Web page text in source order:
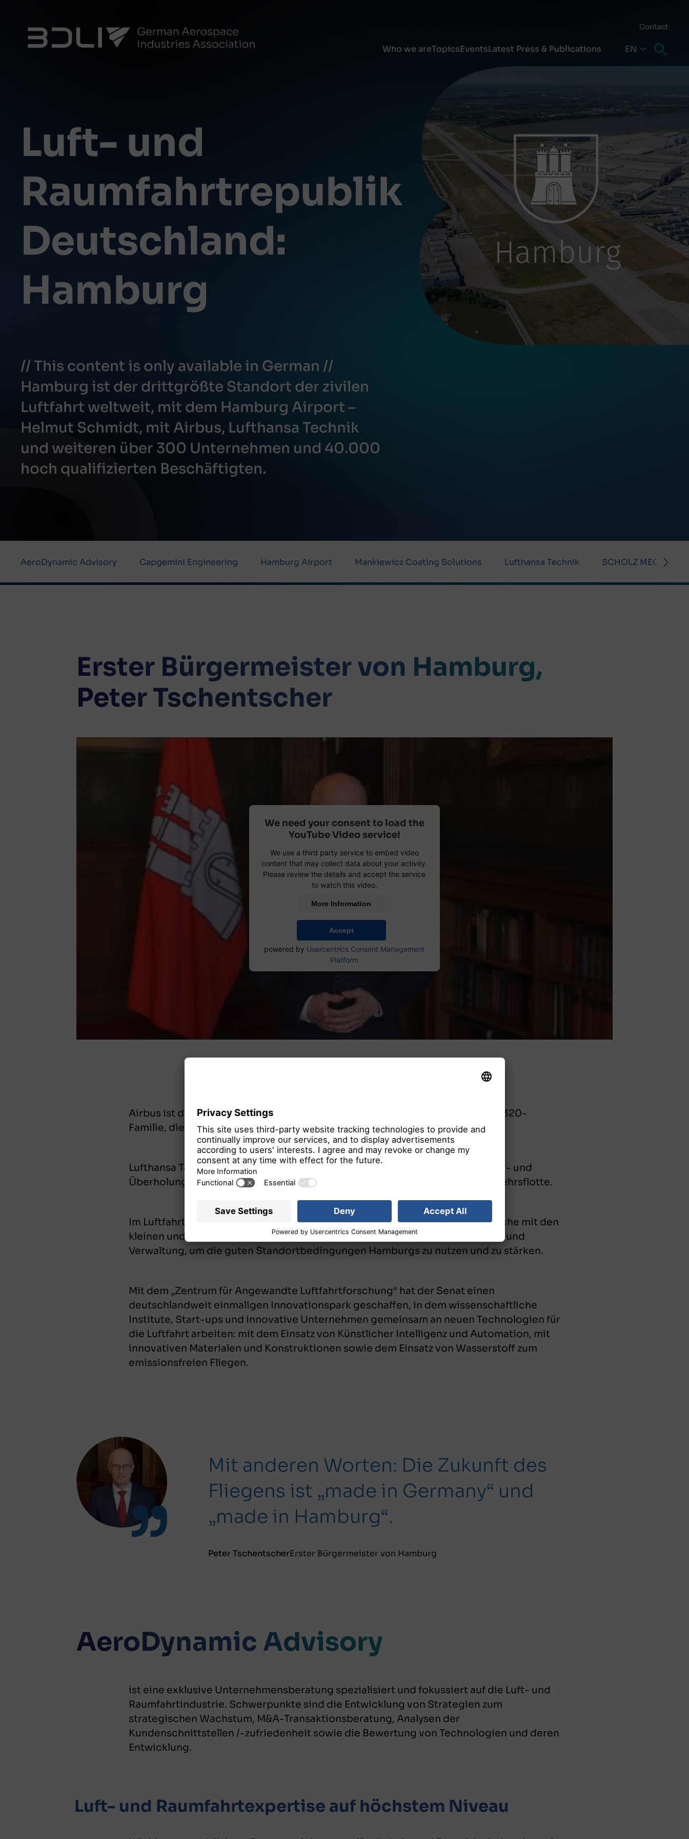
Contact
Who we areTopicsEventsLatest Press & Publications EN
Luft- und
Raumfahrtrepublik
Deutschland:
Hamburg
// This content is only available in German //
Hamburg ist der drittgrößte Standort der zivilen
Luftfahrt weltweit, mit dem Hamburg Airport –
Helmut Schmidt, mit Airbus, Lufthansa Technik
und weiteren über 300 Unternehmen und 40.000
hoch qualifizierten Beschäftigten.
AeroDynamic Advisory Capgemini Engineering Hamburg Airport Mankiewicz Coating Solutions Lufthansa Technik SCHOLZ MECHANIK
Erster Bürgermeister von Hamburg,
Peter Tschentscher
We need your consent to load the
YouTube Video service!
We use a third party service to embed video
content that may collect data about your activity.
Please review the details and accept the service
to watch this video.
More Information
Accept
powered by Usercentrics Consent Management
Platform
Airbus ist die Nummer eins im Flugzeugbau und produziert in Hamburg die A320-
Familie, die erfolgreichste Single-Aisle-Baureihe der Welt.
Lufthansa Technik ist Weltmarktführer als Anbieter von Wartungs-, Reparatur- und
Überholungsleistungen und betreut die Hälfte der gesamten zivilen Luftverkehrsflotte.
Im Luftfahrtcluster „Hamburg Aviation“ arbeiten die großen Namen der Branche mit den
kleinen und mittleren Unternehmen zusammen. Sie vernetzen sich mit Politik und
Verwaltung, um die guten Standortbedingungen Hamburgs zu nutzen und zu stärken.
Mit dem „Zentrum für Angewandte Luftfahrtforschung“ hat der Senat einen
deutschlandweit einmaligen Innovationspark geschaffen, in dem wissenschaftliche
Institute, Start-ups und innovative Unternehmen gemeinsam an neuen Technologien für
die Luftfahrt arbeiten: mit dem Einsatz von Künstlicher Intelligenz und Automation, mit
innovativen Materialen und Konstruktionen sowie dem Einsatz von Wasserstoff zum
emissionsfreien Fliegen.
Mit anderen Worten: Die Zukunft des
Fliegens ist „made in Germany“ und
„made in Hamburg“.
Peter TschentscherErster Bürgermeister von Hamburg
AeroDynamic Advisory
ist eine exklusive Unternehmensberatung spezialisiert und fokussiert auf die Luft- und
Raumfahrtindustrie. Schwerpunkte sind die Entwicklung von Strategien zum
strategischen Wachstum, M&A-Transaktionsberatung, Analysen der
Kundenschnittstellen /-zufriedenheit sowie die Bewertung von Technologien und deren
Entwicklung.
Luft- und Raumfahrtexpertise auf höchstem Niveau